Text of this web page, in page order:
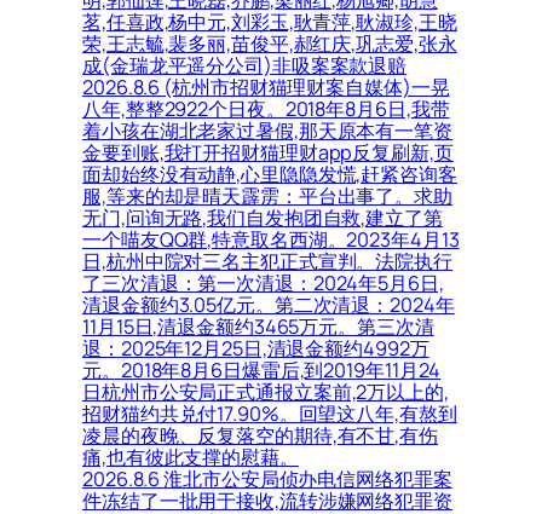
茗,任喜政,杨中元,刘彩玉,耿青萍,耿淑珍,王晓
荣,王志毓,裴多丽,苗俊平,郝红庆,巩志爱,张永
成(金瑞龙平遥分公司)非吸案案款退赔
2026.8.6 (杭州市招财猫理财案自媒体)一晃
八年,整整2922个日夜。2018年8月6日,我带
着小孩在湖北老家过暑假,那天原本有一笔资
金要到账,我打开招财猫理财app反复刷新,页
面却始终没有动静,心里隐隐发慌,赶紧咨询客
服,等来的却是晴天霹雳：平台出事了。求助
无门,问询无路,我们自发抱团自救,建立了第
一个喵友QQ群,特意取名西湖。2023年4月13
日,杭州中院对三名主犯正式宣判。法院执行
了三次清退：第一次清退：2024年5月6日,
清退金额约3.05亿元。第二次清退：2024年
11月15日,清退金额约3465万元。第三次清
退：2025年12月25日,清退金额约4992万
元。2018年8月6日爆雷后,到2019年11月24
日杭州市公安局正式通报立案前,2万以上的,
招财猫约共兑付17.90%。回望这八年,有熬到
凌晨的夜晚、反复落空的期待,有不甘,有伤
痛,也有彼此支撑的慰藉。
2026.8.6 淮北市公安局侦办电信网络犯罪案
件冻结了一批用于接收,流转涉嫌网络犯罪资